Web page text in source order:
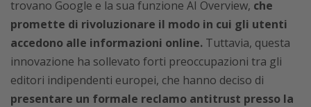
trovano Google e la sua funzione AI Overview, che
promette di rivoluzionare il modo in cui gli utenti
accedono alle informazioni online. Tuttavia, questa
innovazione ha sollevato forti preoccupazioni tra gli
editori indipendenti europei, che hanno deciso di
presentare un formale reclamo antitrust presso la